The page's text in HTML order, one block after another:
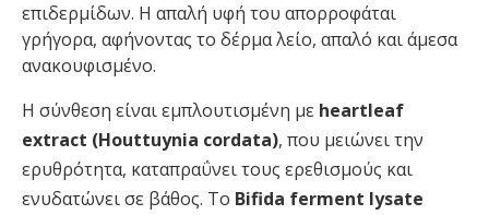
επιδερμίδων. Η απαλή υφή του απορροφάται
γρήγορα, αφήνοντας το δέρμα λείο, απαλό και άμεσα
ανακουφισμένο.
Η σύνθεση είναι εμπλουτισμένη με heartleaf
extract (Houttuynia cordata), που μειώνει την
ερυθρότητα, καταπραΰνει τους ερεθισμούς και
ενυδατώνει σε βάθος. Το Bifida ferment lysate